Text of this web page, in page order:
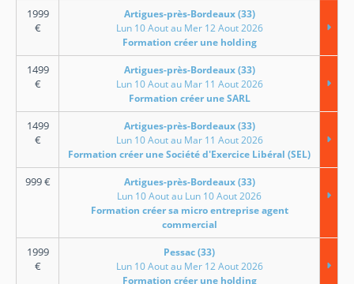
1999
€
Artigues-près-Bordeaux (33)
Lun 10 Aout au Mer 12 Aout 2026
Formation créer une holding
1499
€
Artigues-près-Bordeaux (33)
Lun 10 Aout au Mar 11 Aout 2026
Formation créer une SARL
1499
€
Artigues-près-Bordeaux (33)
Lun 10 Aout au Mar 11 Aout 2026
Formation créer une Société d'Exercice Libéral (SEL)
999€
Artigues-près-Bordeaux (33)
Lun 10 Aout au Lun 10 Aout 2026
Formation créer sa micro entreprise agent
commercial
1999
€
Pessac (33)
Lun 10 Aout au Mer 12 Aout 2026
Formation créer une holding